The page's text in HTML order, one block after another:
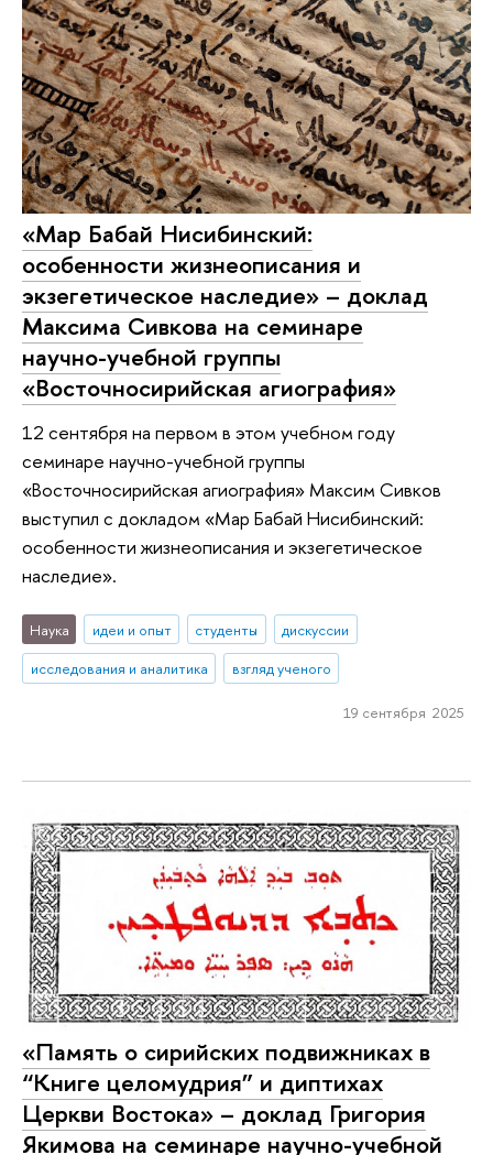
«Мар Бабай Нисибинский:
особенности жизнеописания и
экзегетическое наследие» – доклад
Максима Сивкова на семинаре
научно-учебной группы
«Восточносирийская агиография»
12 сентября на первом в этом учебном году
семинаре научно-учебной группы
«Восточносирийская агиография» Максим Сивков
выступил с докладом «Мар Бабай Нисибинский:
особенности жизнеописания и экзегетическое
наследие».
Наука идеи и опыт студенты
дискуссии
исследования и аналитика
взгляд ученого
19 сентября 2025
«Память о сирийских подвижниках в
“Книге целомудрия” и диптихах
Церкви Востока» – доклад Григория
Якимова на семинаре научно-учебной